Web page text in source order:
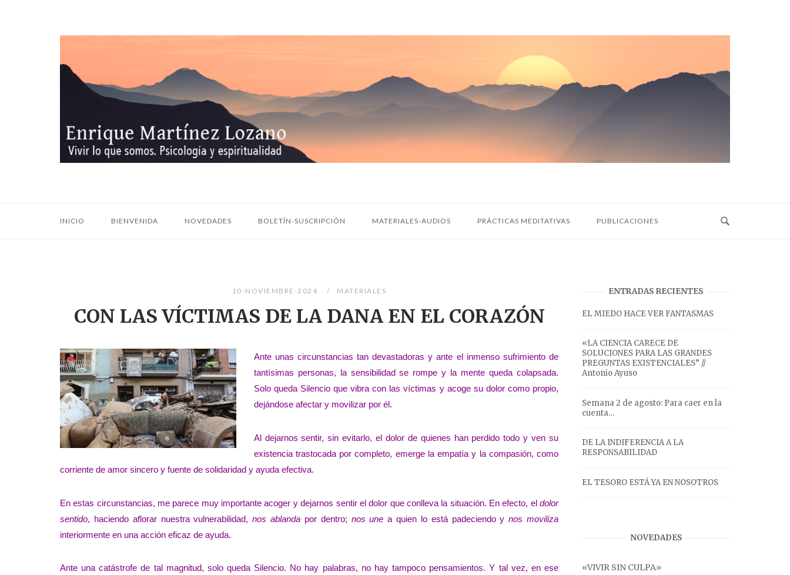
INICIO BIENVENIDA NOVEDADES BOLETÍN-SUSCRIPCIÓN MATERIALES-AUDIOS PRÁCTICAS MEDITATIVAS PUBLICACIONES
10-NOVIEMBRE-2024 MATERIALES
CON LAS VÍCTIMAS DE LA DANA EN EL CORAZÓN
Ante unas circunstancias tan devastadoras y ante el inmenso sufrimiento de
tantísimas personas, la sensibilidad se rompe y la mente queda colapsada.
Solo queda Silencio que vibra con las víctimas y acoge su dolor como propio,
dejándose afectar y movilizar por él.
Al dejarnos sentir, sin evitarlo, el dolor de quienes han perdido todo y ven su
existencia trastocada por completo, emerge la empatía y la compasión, como
corriente de amor sincero y fuente de solidaridad y ayuda efectiva.
En estas circunstancias, me parece muy importante acoger y dejarnos sentir el dolor que conlleva la situación. En efecto, el dolor
sentido, haciendo aflorar nuestra vulnerabilidad,nos ablanda por dentro; nos une a quien lo está padeciendo ynos moviliza
interiormente en una acción eficaz de ayuda.
Ante una catástrofe de tal magnitud, solo queda Silencio. No hay palabras, no hay tampoco pensamientos. Y tal vez, en ese
ENTRADAS RECIENTES
EL MIEDO HACE VER FANTASMAS
«LA CIENCIA CARECE DE
SOLUCIONES PARA LAS GRANDES
PREGUNTAS EXISTENCIALES” //
Antonio Ayuso
Semana 2 de agosto: Para caer en la
cuenta…
DE LA INDIFERENCIA A LA
RESPONSABILIDAD
EL TESORO ESTÁ YA EN NOSOTROS
NOVEDADES
«VIVIR SIN CULPA»